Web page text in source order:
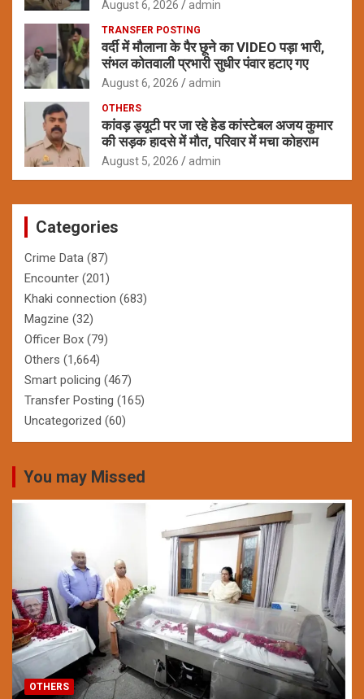
August 6, 2026 admin
TRANSFER POSTING
वर्दी में मौलाना के पैर छूने का VIDEO पड़ा भारी,
संभल कोतवाली प्रभारी सुधीर पंवार हटाए गए
August 6, 2026 admin
OTHERS
कांवड़ ड्यूटी पर जा रहे हेड कांस्टेबल अजय कुमार
की सड़क हादसे में मौत, परिवार में मचा कोहराम
August 5, 2026 admin
Categories
Crime Data (87)
Encounter (201)
Khaki connection (683)
Magzine (32)
Officer Box (79)
Others (1,664)
Smart policing (467)
Transfer Posting (165)
Uncategorized (60)
You may Missed
OTHERS